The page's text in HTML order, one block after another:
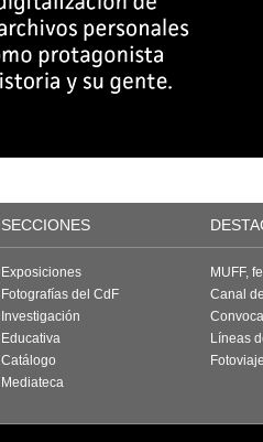
SECCIONES
Exposiciones
Fotografías del CdF
Investigación
Educativa
Catálogo
Mediateca
MUFF,
Canal
Líneas